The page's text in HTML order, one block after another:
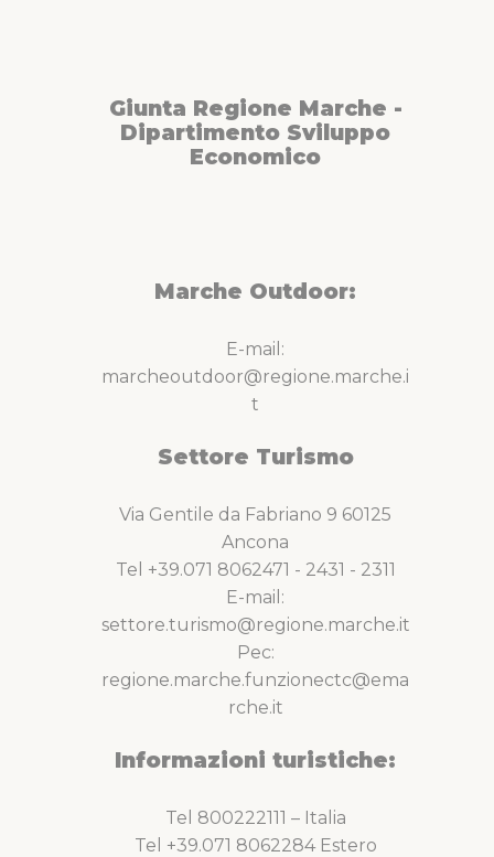
Giunta Regione Marche -
Dipartimento Sviluppo
Economico
Marche Outdoor:
E-mail:
marcheoutdoor@regione.marche.i
t
Settore Turismo
Via Gentile da Fabriano 9 60125
Ancona
Tel +39.071 8062471 - 2431 - 2311
E-mail:
settore.turismo@regione.marche.it
Pec:
regione.marche.funzionectc@ema
rche.it
Informazioni turistiche:
Tel 800222111 – Italia
Tel +39.071 8062284 Estero